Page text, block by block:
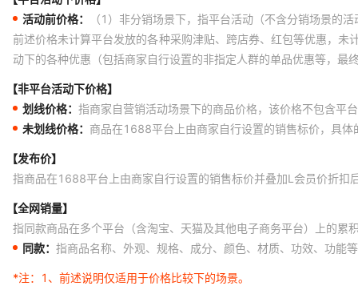
活动前价格：
（1）非分销场景下，指平台活动（不含分销场景的
前述价格未计算平台发放的各种采购津贴、跨店券、红包等优惠，
动下的各种优惠（包括商家自行设置的非指定人群的单品优惠等，
【非平台活动下价格】
划线价格： 指商家自营销活动场景下的商品价格，该价格不包含平
未划线价格： 商品在1688平台上由商家自行设置的销售标价，具
【发布价】
指商品在1688平台上由商家自行设置的销售标价并叠加L会员价折扣
【全网销量】
指同款商品在多个平台（含淘宝、天猫及其他电子商务平台）上的累
同款： 指商品名称、外观、规格、成分、颜色、材质、功效、功能
*注：
1、前述说明仅适用于价格比较下的场景。